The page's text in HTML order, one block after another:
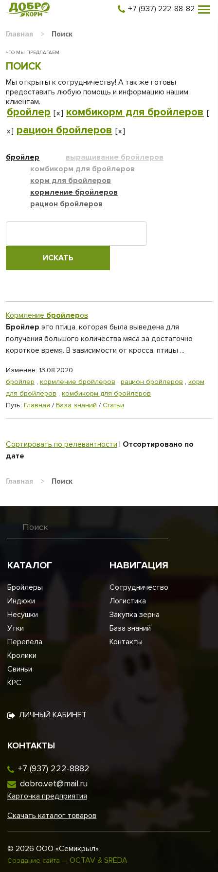
+7 (937) 222-88-82
Главная > Поиск
ЧТО МЫ ПРЕДЛАГАЕМ
ПОИСК
Мы открыты к сотрудничеству! А так же готовы
предоставить любую помощь и информацию нашим
клиентам.
бройлер [x] комбикорм для бройлеров [
x] рацион бройлеров [x]
бройлер
выращивание бройлеров
комбикорм для бройлеров
корм для бройлеров
кормление бройлеров
рацион бройлеров
Кормление бройлеров
Бройлер это птица, которая была выведена для
получения большого количества мяса за достаточно
короткое время. В зависимости от кросса, птицы ...
Изменен: 13.08.2020
бройлер , кормление бройлеров , рацион бройлеров , корм
для бройлеров , комбикорм для бройлеров
Путь: Главная / База знаний / Статьи
Сортировать по релевантности | Отсортировано по
дате
Главная > Поиск
КАТАЛОГ
Бройлеры
Индюки
Несушки
Утки
Перепела
Кролики
Свиньи
КРС
НАВИГАЦИЯ
Сотрудничество
Логистика
Закупка зерна
База знаний
Контакты
ЛИЧНЫЙ КАБИНЕТ
КОНТАКТЫ
+7 (937) 222-8882
dobro.vet@mail.ru
Карточка предприятия
Скачать каталог товаров
© 2026 ООО «Семикрыл»
Создание сайта — OCTAV & SREDA